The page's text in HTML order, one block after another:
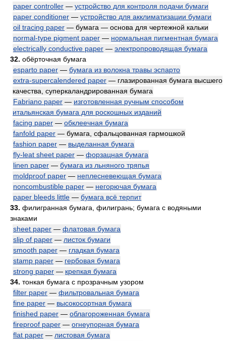
paper controller — устройство для контроля подачи бумаги
paper conditioner — устройство для акклиматизации бумаги
oil tracing paper — бумага — основа для чертежной кальки
normal-type pigment paper — нормальная пигментная бумага
electrically conductive paper — электропроводящая бумага
32. обёрточная бумага
esparto paper — бумага из волокна травы эспарто
extra-supercalendered paper — глазированная бумага высшего
качества, суперкаландрированная бумага
Fabriano paper — изготовленная ручным способом
итальянская бумага для роскошных изданий
facing paper — обклеечная бумага
fanfold paper — бумага, сфальцованная гармошкой
fashion paper — выделанная бумага
fly-leat sheet paper — форзацная бумага
linen paper — бумага из льняного тряпья
moldproof paper — неплесневеющая бумага
noncombustible paper — негорючая бумага
paper bleeds little — бумага всё терпит
33. филигранная бумага, филигрань; бумага с водяными
знаками
sheet paper — флатовая бумага
slip of paper — листок бумаги
smooth paper — гладкая бумага
stamp paper — гербовая бумага
strong paper — крепкая бумага
34. тонкая бумага с прозрачным узором
filter paper — фильтровальная бумага
fine paper — высокосортная бумага
finished paper — облагороженная бумага
fireproof paper — огнеупорная бумага
flat paper — листовая бумага